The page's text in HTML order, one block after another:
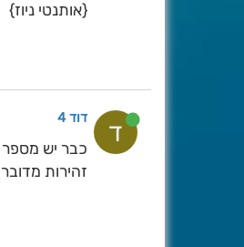
{אותנטי ניוז}
ד דוד 4
כבר יש
זהירות